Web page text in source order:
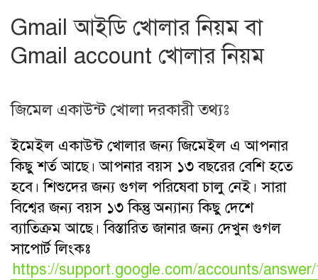
Gmail আইডি খোলার নিয়মবা
Gmail account খোলার নিয়ম
জিমেল একাউন্ট খোলাদরকারী তথ্যঃ
ইমেইল একাউন্টখোলার জন্য জিমেইল এ আপনার
কিছু শর্ত আছে। আপনার বয়স ১৩ বছরের বেশি হতে
হবে। শিশুদের জন্য গুগল পরিষেবা চালু নেই। সারা
বিশ্বের জন্য বয়স ১৩ কিন্তু অন্যান্য কিছু দেশে
ব্যাতিক্রম আছে। বিস্তারিত জানার জন্য দেখুন গুগল
সাপোর্ট লিংকঃ
https://support.google.com/accounts/